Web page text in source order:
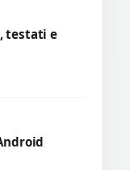
testati e